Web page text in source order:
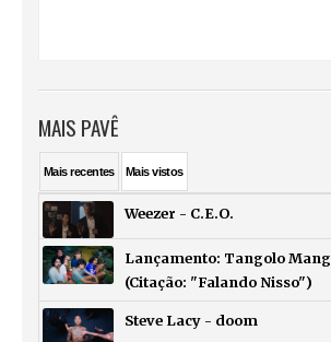
MAIS PAVÊ
Maisrecentes Maisvistos
Weezer - C.E.O.
Lançamento: Tangolo
(Citação: "Falando Nisso")
Steve Lacy - doom